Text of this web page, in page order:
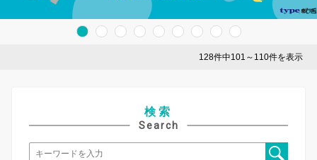
128件中101～110件を表示
検索
Search